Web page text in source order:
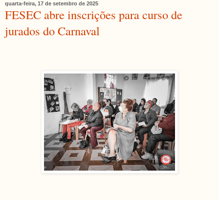
quarta-feira, 17 de setembro de 2025
FESEC abre inscrições para curso de
jurados do Carnaval